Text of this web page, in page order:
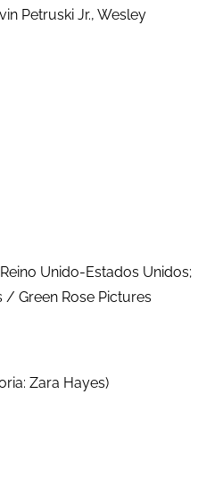
Petruski Jr., Wesley
Unido-Estados Unidos;
Green Rose Pictures
Zara Hayes)